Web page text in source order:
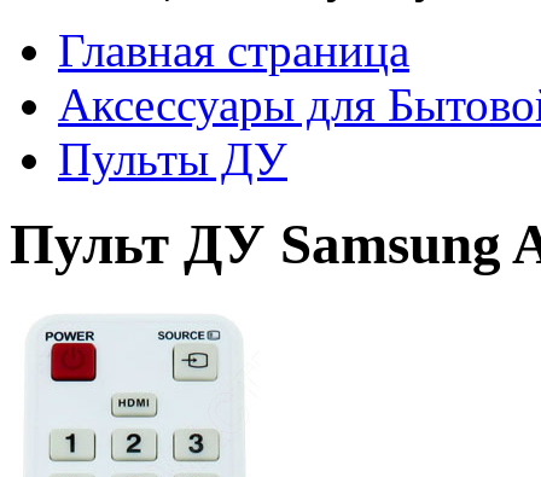
Главная страница
Аксессуары для
Пульты ДУ
Пульт ДУ Samsung